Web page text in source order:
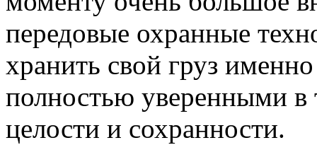
передовые охранные
хранить свой груз
полностью уверенными в
целости и сохранности.